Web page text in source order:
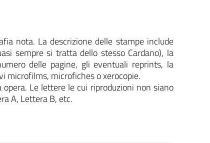
nota. La descrizione delle stampe include
sempre si tratta dello stesso Cardano), la
delle pagine, gli eventuali reprints, la
microfilms, microfiches o xerocopie.
Le lettere le cui riproduzioni non siano
A, Lettera B, etc.